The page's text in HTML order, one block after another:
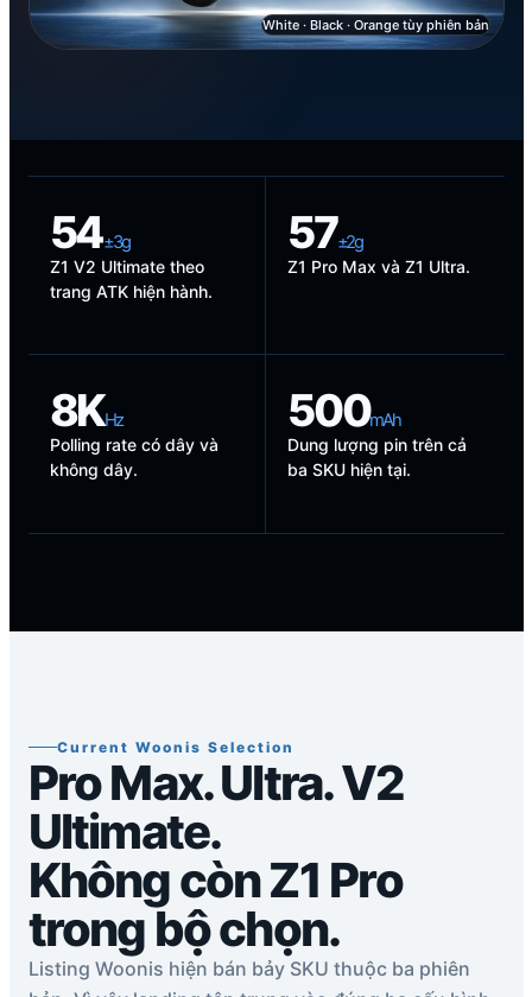
White · Black · Orange tùy phiên bản
54±3g
Z1 V2 Ultimate theo
trang ATK hiện hành.
57±2g
Z1 Pro Max và Z1 Ultra.
8KHz
Polling rate có dây và
không dây.
500mAh
Dung lượng pin trên cả
ba SKU hiện tại.
Current Woonis Selection
Pro Max. Ultra. V2
Ultimate.
Không còn Z1 Pro
trong bộ chọn.
Listing Woonis hiện bán bảy SKU thuộc ba phiên